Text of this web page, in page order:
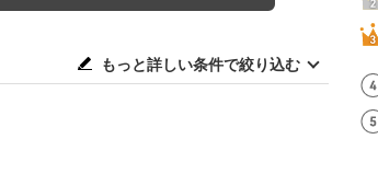
もっと詳しい条件で絞り込む